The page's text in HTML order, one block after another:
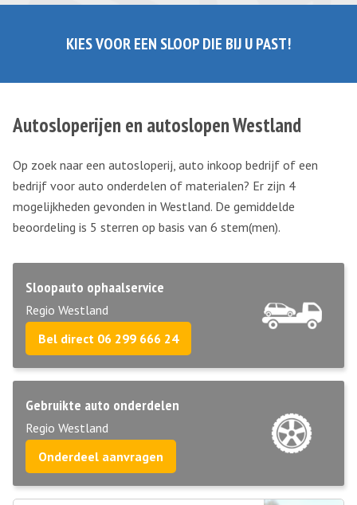
KIES VOOR EEN SLOOP DIE BIJ U PAST!
Autosloperijen en autoslopen Westland
Op zoek naar een autosloperij, auto inkoop bedrijf of een
bedrijf voor auto onderdelen of materialen? Er zijn 4
mogelijkheden gevonden in Westland. De gemiddelde
beoordeling is 5 sterren op basis van 6 stem(men).
Sloopauto ophaalservice
Regio Westland
Bel direct 06 299 666 24
Gebruikte auto onderdelen
Regio Westland
Onderdeel aanvragen